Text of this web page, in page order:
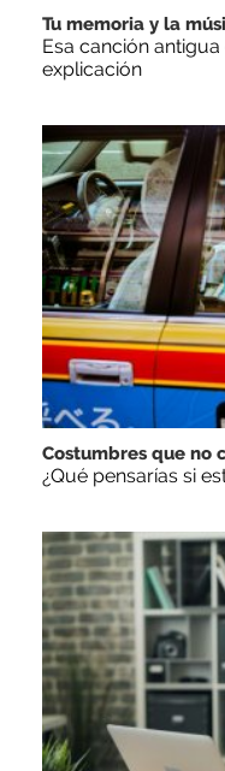
Tu memoria y la
Esa canción
explicación
Costumbres que no
¿Qué pensarías si